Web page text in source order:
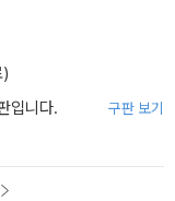
입니다. 구판 보기